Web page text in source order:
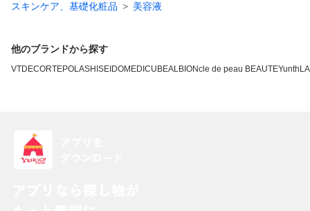
スキンケア、基礎化粧品
美容液
他のブランドから探す
VTDECORTEPOLASHISEIDOMEDICUBEALBIONcle de peau BEAUTEYunth